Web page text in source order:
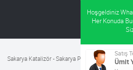
Sakarya Katalizör - Sakarya Partikül